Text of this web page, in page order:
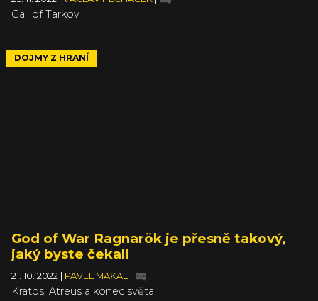
Call of Tarkov
DOJMY Z HRANÍ
God of War Ragnarök je přesně takový,
jaký byste čekali
21. 10. 2022 PAVEL MAKAL
Kratos, Atreus a konec světa